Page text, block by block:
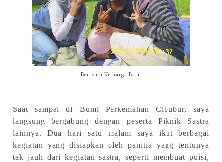
Bertemu Keluarga Baru
Saat sampai di Bumi Perkemahan Cibubur, saya
langsung bergabung dengan peserta Piknik Sastra
lainnya. Dua hari satu malam saya ikut berbagai
kegiatan yang disiapkan oleh panitia yang tentunya
tak jauh dari kegiatan sastra, seperti membuat puisi,